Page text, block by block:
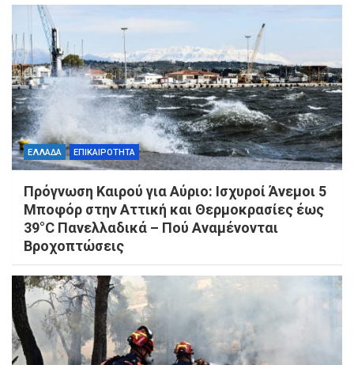
ΕΛΛΑΔΑ ΕΠΙΚΑΙΡΟΤΗΤΑ
Πρόγνωση Καιρού για Αύριο: Ισχυροί Άνεμοι 5
Μποφόρ στην Αττική και Θερμοκρασίες έως
39°C Πανελλαδικά – Πού Αναμένονται
Βροχοπτώσεις